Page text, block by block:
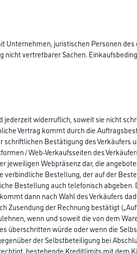
Unternehmen, juristischen Personen
vertretbarer Sachen.
widerruflich, soweit sie nicht
Vertrag kommt durch die
Bestätigung des Verkäufers
/ Web-Verkaufsseiten des
Webpräsenz dar, die
verbindliche Bestellung, der auf der
Bestellung auch telefonisch
dann nach Wahl des Verkäufers
Zusendung der Rechnung bestätigt
wenn und soweit die von dem
überschritten würde oder wenn die
der Selbstbeteiligung bei
bestehende Kreditlimits mit dem